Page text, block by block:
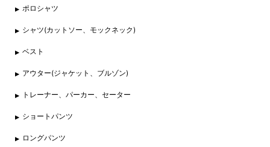
ポロシャツ
シャツ(カットソー、モックネック)
ベスト
アウター(ジャケット、ブルゾン)
トレーナー、パーカー、セーター
ショートパンツ
ロングパンツ